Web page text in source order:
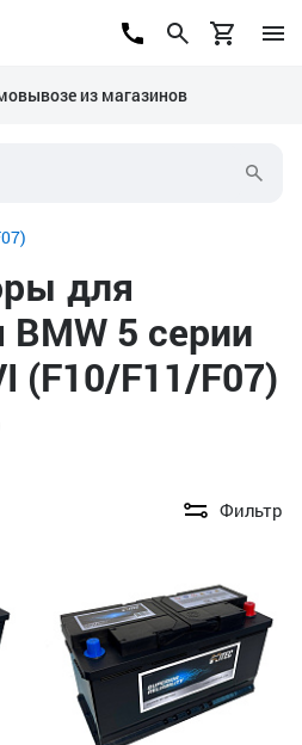
из магазинов
для
5 серии
(F10/F11/F07)
Фильтр